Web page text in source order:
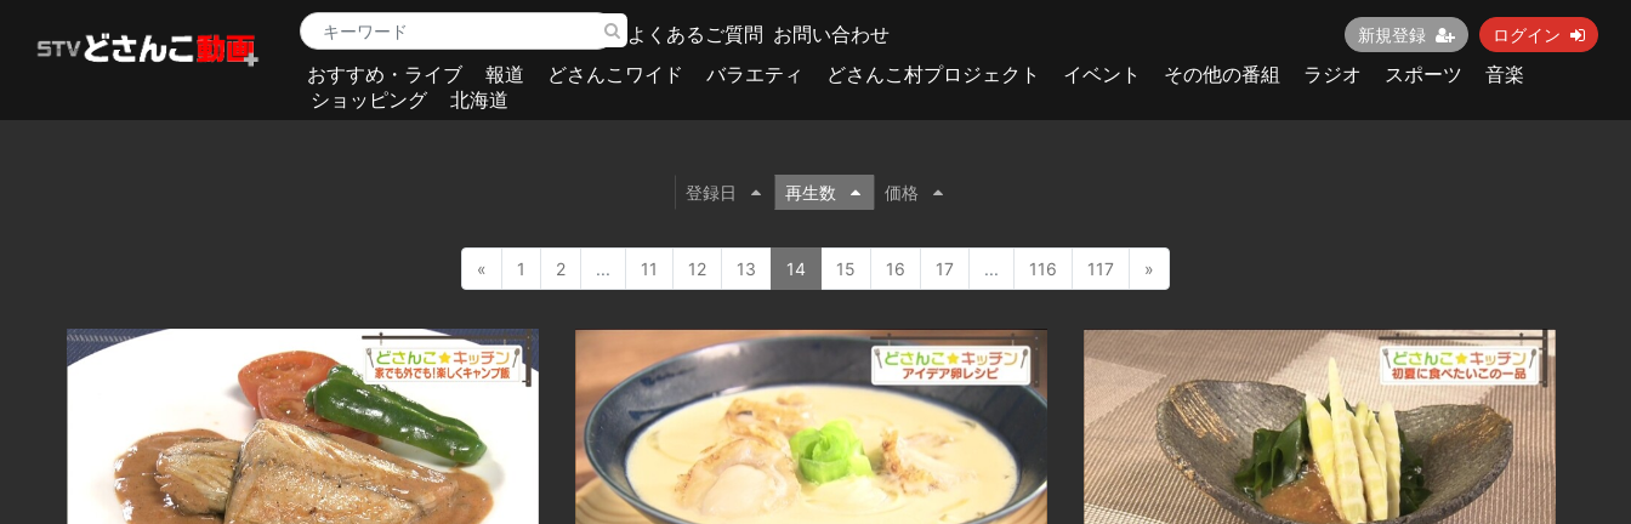
よくあるご質問 お問い合わせ 新規登録 ログイン
おすすめ・ライブ 報道 どさんこワイド バラエティ どさんこ村プロジェクト イベント その他の番組 ラジオ スポーツ
音楽
ショッピング
北海道
登録日 再生数 価格
« 1 2 ... 11 12 13 14 15 16 17 ... 116 117 »